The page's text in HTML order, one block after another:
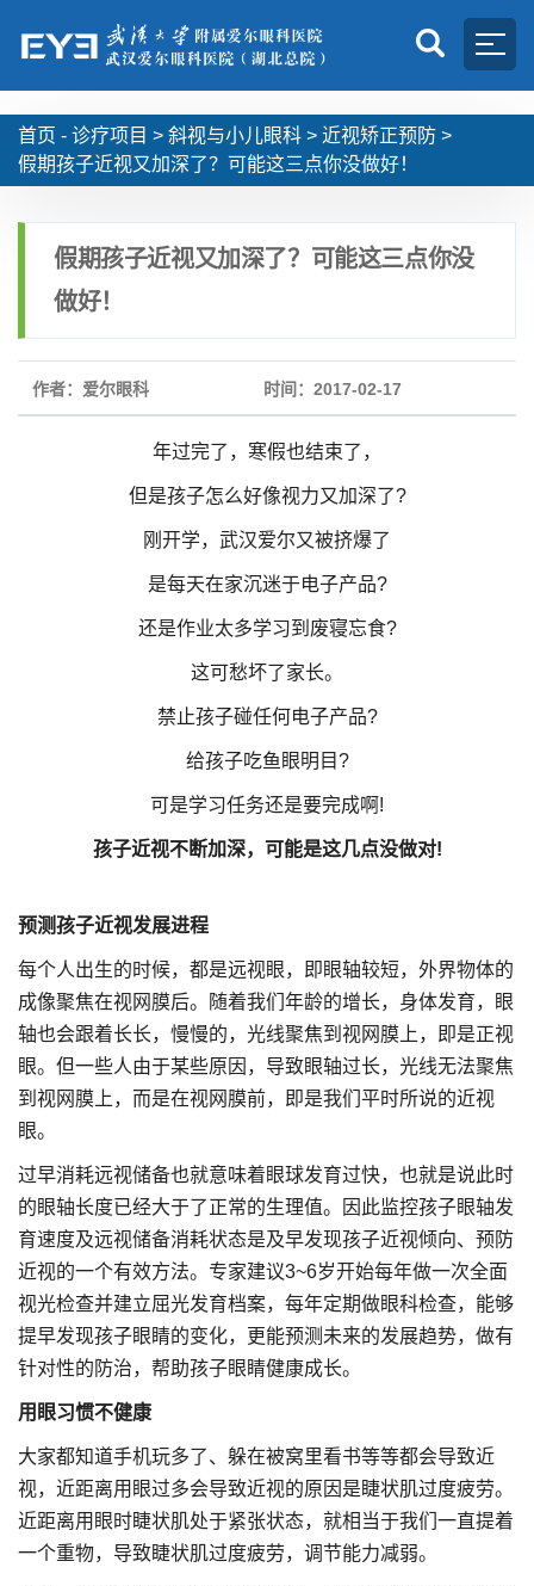
首页 - 诊疗项目 > 斜视与小儿眼科 > 近视矫正预防 >
假期孩子近视又加深了？可能这三点你没做好！
假期孩子近视又加深了？可能这三点你没
做好！
作者：爱尔眼科 时间：2017-02-17
年过完了，寒假也结束了，
但是孩子怎么好像视力又加深了?
刚开学，武汉爱尔又被挤爆了
是每天在家沉迷于电子产品?
还是作业太多学习到废寝忘食?
这可愁坏了家长。
禁止孩子碰任何电子产品?
给孩子吃鱼眼明目?
可是学习任务还是要完成啊!
孩子近视不断加深，可能是这几点没做对!
预测孩子近视发展进程
每个人出生的时候，都是远视眼，即眼轴较短，外界物体的
成像聚焦在视网膜后。随着我们年龄的增长，身体发育，眼
轴也会跟着长长，慢慢的，光线聚焦到视网膜上，即是正视
眼。但一些人由于某些原因，导致眼轴过长，光线无法聚焦
到视网膜上，而是在视网膜前，即是我们平时所说的近视
眼。
过早消耗远视储备也就意味着眼球发育过快，也就是说此时
的眼轴长度已经大于了正常的生理值。因此监控孩子眼轴发
育速度及远视储备消耗状态是及早发现孩子近视倾向、预防
近视的一个有效方法。专家建议3~6岁开始每年做一次全面
视光检查并建立屈光发育档案，每年定期做眼科检查，能够
提早发现孩子眼睛的变化，更能预测未来的发展趋势，做有
针对性的防治，帮助孩子眼睛健康成长。
用眼习惯不健康
大家都知道手机玩多了、躲在被窝里看书等等都会导致近
视，近距离用眼过多会导致近视的原因是睫状肌过度疲劳。
近距离用眼时睫状肌处于紧张状态，就相当于我们一直提着
一个重物，导致睫状肌过度疲劳，调节能力减弱。